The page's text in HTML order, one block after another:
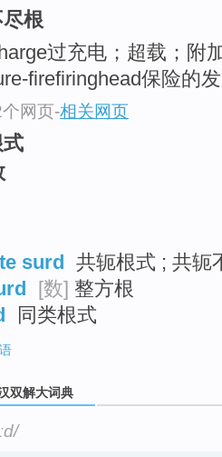
根
过充电；超载；附
firefiringhead保险的
网页-相关网页
surd 共轭根式 ; 共轭
[数] 整方根
同类根式
双解大词典